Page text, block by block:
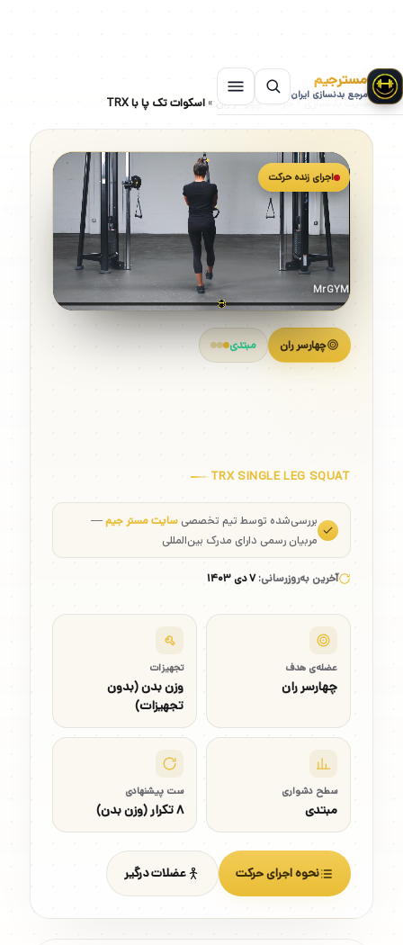
مسترجیم
مرجع بدنسازی ایران
سایت بدنسازی»حرکات چهارسر ران »اسکوات تک پا با TRX
چهارسر ران مبتدی
TRX SINGLE LEG SQUAT
بررسی‌شده توسط تیم تخصصیسایت مستر جیم—
مربیان رسمی دارای مدرک بین‌المللی
آخرین به‌روزرسانی:۷ دی ۱۴۰۳
عضله‌ی هدف
چهارسر ران
تجهیزات
وزن بدن (بدون
تجهیزات)
سطح دشواری
مبتدی
ست پیشنهادی
۸ تکرار (وزن بدن)
نحوه اجرای حرکت عضلات درگیر
اجرای زنده حرکت
MrGYM